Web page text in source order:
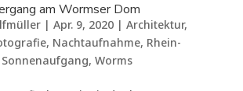
am Wormser Dom
| Apr. 9, 2020| Architektur,
, Nachtaufnahme, Rhein-
Sonnenaufgang, Worms